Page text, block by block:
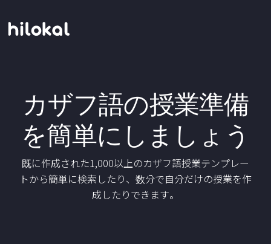
カザフ語の授業準備
を簡単にしましょう
既に作成された1,000以上のカザフ語授業テンプレー
トから簡単に検索したり、数分で自分だけの授業を作
成したりできます。